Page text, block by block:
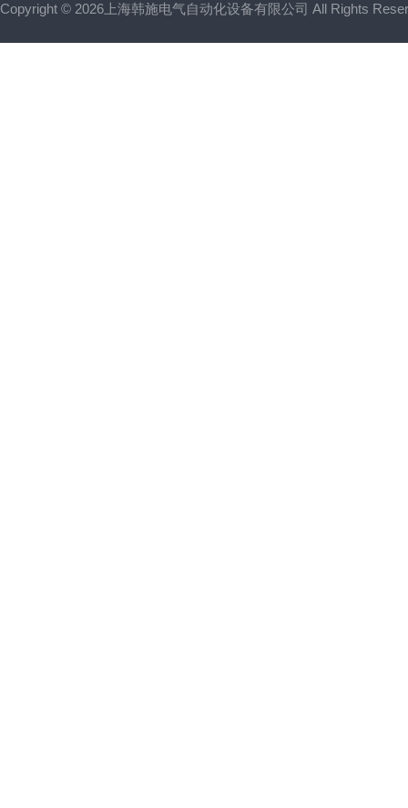
Copyright © 2026上海韩施电气自动化设备有限公司 All Rights